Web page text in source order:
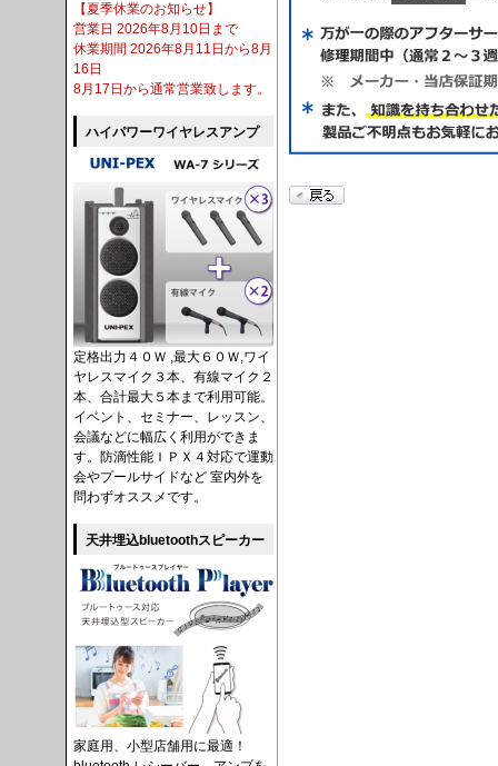
【夏季休業のお知らせ】
営業日 2026年8月10日まで
休業期間 2026年8月11日から8月
16日
8月17日から通常営業致します。
ハイパワーワイヤレスアンプ
定格出力４０Ｗ ,最大６０Ｗ,ワイ
ヤレスマイク３本、有線マイク２
本、合計最大５本まで利用可能。
イベント、セミナー、レッスン、
会議などに幅広く利用ができま
す。防滴性能ＩＰＸ４対応で運動
会やプールサイドなど 室内外を
問わずオススメです。
天井埋込bluetoothスピーカー
家庭用、小型店舗用に最適！